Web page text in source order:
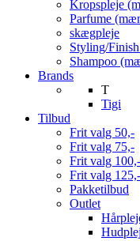
Kropspleje
Parfume
skægpleje
Styling/
Shampoo
Brands
T
Tigi
Tilbud
Frit valg 50,-
Frit valg 75,-
Frit valg 100,-
Frit valg 125,-
Pakketilbud
Outlet